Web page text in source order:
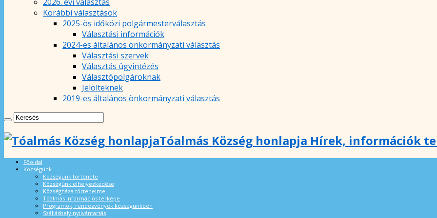
Korábbi választások
2025-ös időközi polgármesterválasztás
Választási információk
2024-es általános önkormányzati választás
Választási szervek
Választás ügyintézés
Választópolgároknak
Jelölteknek
2019-es általános önkormányzati választás
Tóalmás Község honlapja Hírek, információk
Főoldal
Községünk
Községünk története
Községünk elhelyezkedése
Községháza történelme
Tóalmás információs térképe
Programok, rendezvények községünkben
Szálláshely nyilvántartás